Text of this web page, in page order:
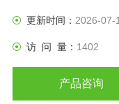
更新时间： 2026-07-
访 问 量： 1402
产品咨询